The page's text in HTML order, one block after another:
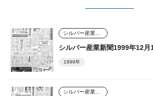
シルバー産業新聞1999年12月
1999年